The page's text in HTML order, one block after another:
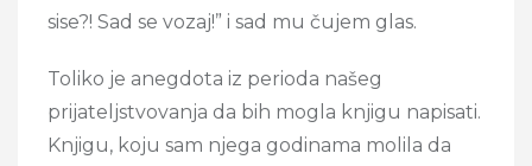
sise?! Sad se vozaj!” i sad mu čujem glas.
Toliko je anegdota iz perioda našeg
prijateljstvovanja da bih mogla knjigu napisati.
Knjigu, koju sam njega godinama molila da